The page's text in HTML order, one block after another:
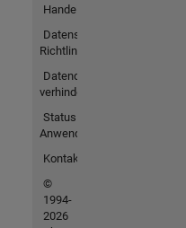
Handelsmarken
Datenschutz-
Richtlinien
Datendiebstahl
verhindern
Status von
Anwendungen
Kontakt
©
1994-
2026